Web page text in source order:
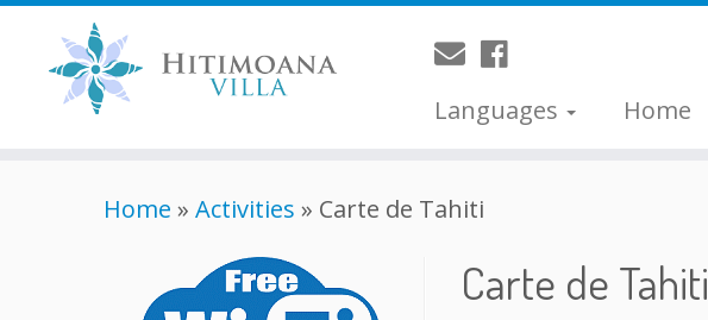
Languages Home
Home » Activities » Carte de Tahiti
Carte de Tahiti